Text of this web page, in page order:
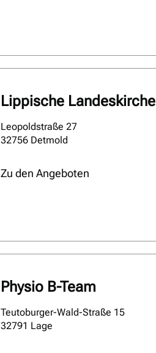
Lippische Landeskirche
Leopoldstraße 27
32756 Detmold
Zu den Angeboten
Physio B-Team
Teutoburger-Wald-Straße 15
32791 Lage